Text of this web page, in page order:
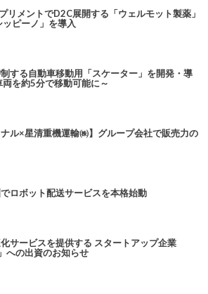
リメントでD2C展開する「ウェルモット製薬」
ピーノ」を導入
する自動車移動用「スケーター」を開発・導
を約5分で移動可能に～
ナル×星清重機運輸㈱】グループ会社で販売力の
ロボット配送サービスを本格始動
サービスを提供する スタートアップ企業
への出資のお知らせ